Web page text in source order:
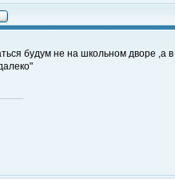
будум не на школьном дворе ,а